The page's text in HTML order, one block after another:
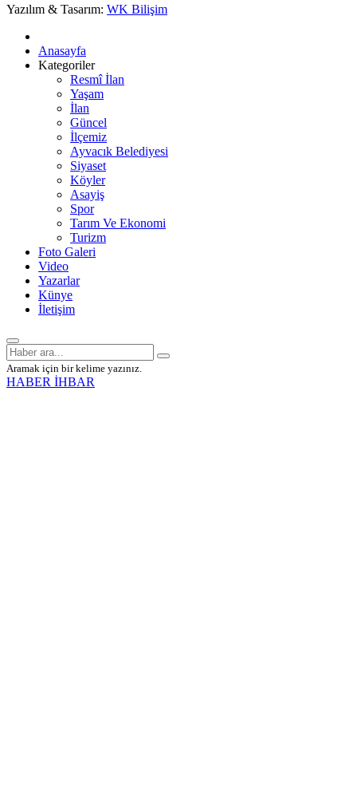
Yazılım & Tasarım: WK Bilişim
Anasayfa
Kategoriler
Resmî İlan
Yaşam
İlan
Güncel
İlçemiz
Ayvacık Belediyesi
Siyaset
Köyler
Asayiş
Spor
Tarım Ve Ekonomi
Turizm
Foto Galeri
Video
Yazarlar
Künye
İletişim
Aramak için bir kelime yazınız.
HABER İHBAR